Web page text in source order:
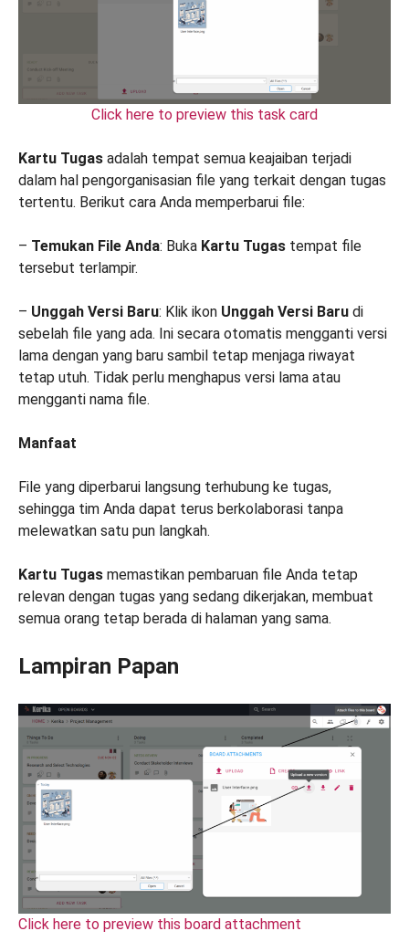
Click here to preview this task card
Kartu Tugas adalah tempat semua keajaiban terjadi
dalam hal pengorganisasian file yang terkait dengan tugas
tertentu. Berikut cara Anda memperbarui file:
– Temukan File Anda: Buka Kartu Tugas tempat file
tersebut terlampir.
– Unggah Versi Baru: Klik ikon Unggah Versi Baru di
sebelah file yang ada. Ini secara otomatis mengganti versi
lama dengan yang baru sambil tetap menjaga riwayat
tetap utuh. Tidak perlu menghapus versi lama atau
mengganti nama file.
Manfaat
File yang diperbarui langsung terhubung ke tugas,
sehingga tim Anda dapat terus berkolaborasi tanpa
melewatkan satu pun langkah.
Kartu Tugas memastikan pembaruan file Anda tetap
relevan dengan tugas yang sedang dikerjakan, membuat
semua orang tetap berada di halaman yang sama.
Lampiran Papan
Click here to preview this board attachment